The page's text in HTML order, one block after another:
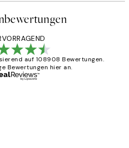
auf 108908 Bewertungen.
Bewertungen hier an.